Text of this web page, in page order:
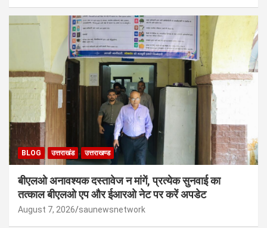
BLOG उत्तराखंड उत्तराखण्ड
बीएलओ अनावश्यक दस्तावेज न मांगें, प्रत्येक सुनवाई का
तत्काल बीएलओ एप और ईआरओ नेट पर करें अपडेट
August 7, 2026 saunewsnetwork